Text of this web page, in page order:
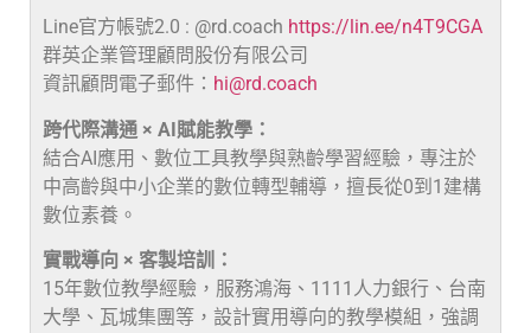
Line官方帳號2.0 : @rd.coach https://lin.ee/n4T9CGA
群英企業管理顧問股份有限公司
資訊顧問電子郵件： hi@rd.coach
跨代際溝通 × AI賦能教學：
結合AI應用、數位工具教學與熟齡學習經驗，專注於
中高齡與中小企業的數位轉型輔導，擅長從0到1建構
數位素養。
實戰導向 × 客製培訓：
15年數位教學經驗，服務鴻海、1111人力銀行、台南
大學、瓦城集團等，設計實用導向的教學模組，強調